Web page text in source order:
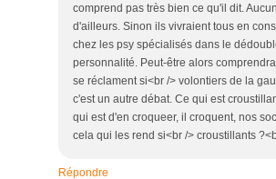
comprend pas très bien ce qu'il dit.
d'ailleurs. Sinon ils vivraient tous en
chez les psy spécialisés dans le
personnalité. Peut-être alors
se réclament si<br /> volontiers de la
c'est un autre débat. Ce qui est
qui est d'en croqueer, il croquent, nos
cela qui les rend si<br /> croustillants
Répondre